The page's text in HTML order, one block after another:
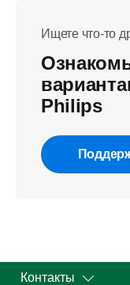
Ищете что-то
Philips
Контакты